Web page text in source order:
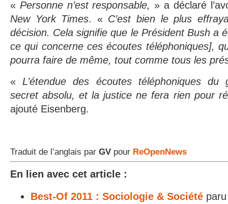
« Personne n’est responsable, » a déclaré
New York Times. « C’est bien le plus
décision. Cela signifie que le Président Bush a
ce qui concerne ces écoutes téléphoniques],
pourra faire de même, tout comme tous les
« L’étendue des écoutes téléphoniques du
secret absolu, et la justice ne fera rien pour
ajouté Eisenberg.
Traduit de l’anglais par GV pour ReOpenNews
En lien avec cet article :
Best-Of 2011 : Sociologie & Société